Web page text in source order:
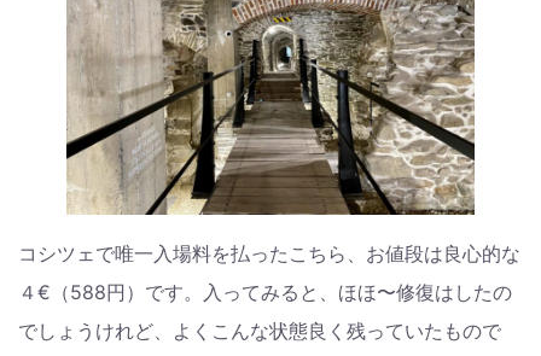
コシツェで唯一入場料を払ったこちら、お値段は良心的な
４€（588円）です。入ってみると、ほほ〜修復はしたの
でしょうけれど、よくこんな状態良く残っていたもので